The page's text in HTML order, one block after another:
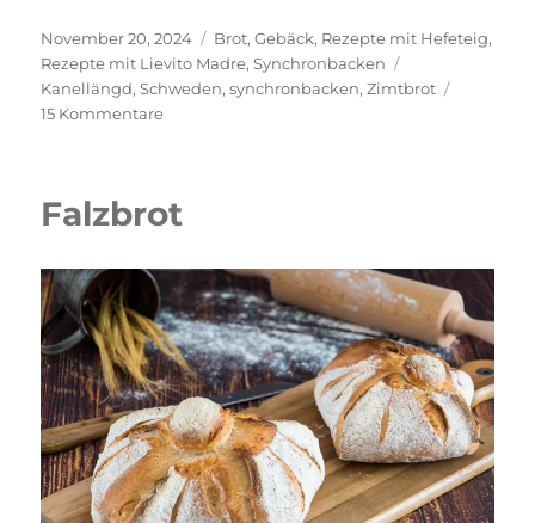
Veröffentlicht
am
November 20, 2024 Kategorien
Brot,Gebäck, Rezepte mit Hefeteig,
Rezepte mit Lievito Madre,Synchronbacken
Kanellängd,Schweden,synchronbacken,Zimtbrot
15 Kommentarezu
Falzbrot